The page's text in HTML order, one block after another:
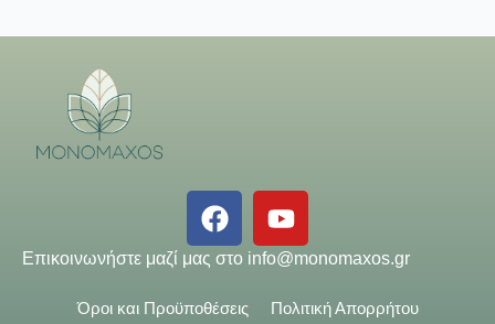
Επικοινωνήστε μαζί μας στο info@monomaxos.gr
Όροι και Προϋποθέσεις Πολιτική Απορρήτου